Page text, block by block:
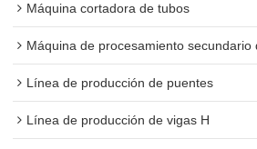
Máquina cortadora de tubos
Máquina de procesamiento secundario
Línea de producción de puentes
Línea de producción de vigas H